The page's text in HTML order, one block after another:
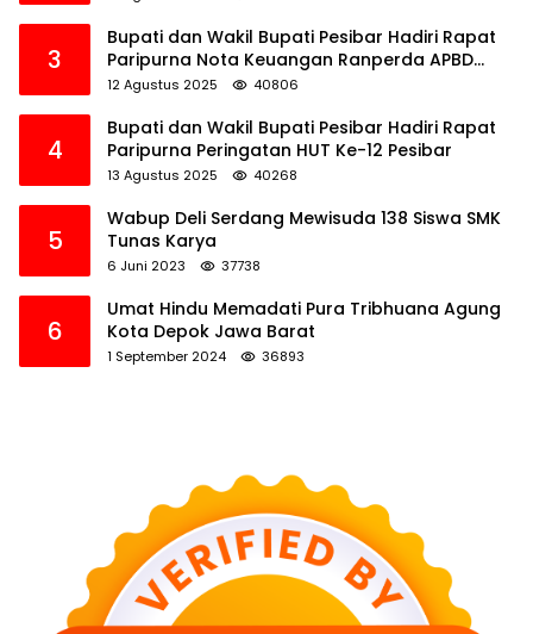
3
Bupati dan Wakil Bupati Pesibar Hadiri Rapat
Paripurna Nota Keuangan Ranperda APBD
Perubahan TA 2025
12 Agustus 2025 40806
4
Bupati dan Wakil Bupati Pesibar Hadiri Rapat
Paripurna Peringatan HUT Ke-12 Pesibar
13 Agustus 2025 40268
5
Wabup Deli Serdang Mewisuda 138 Siswa SMK
Tunas Karya
6 Juni 2023 37738
6
Umat Hindu Memadati Pura Tribhuana Agung
Kota Depok Jawa Barat
1 September 2024 36893